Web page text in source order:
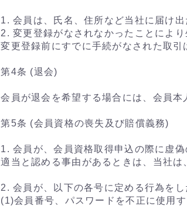
1. 会員は、氏名、住所など当社に届け
2. 変更登録がなされなかったことによ
変更登録前にすでに手続がなされた取
第4条 (退会)
会員が退会を希望する場合には、会員
第5条 (会員資格の喪失及び賠償義務)
1. 会員が、会員資格取得申込の際に虚
適当と認める事由があるときは、当社は
2. 会員が、以下の各号に定める行為を
(1)会員番号、パスワードを不正に使用す